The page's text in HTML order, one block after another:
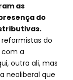
as
do
do
com a
outra ali, mas
neoliberal que